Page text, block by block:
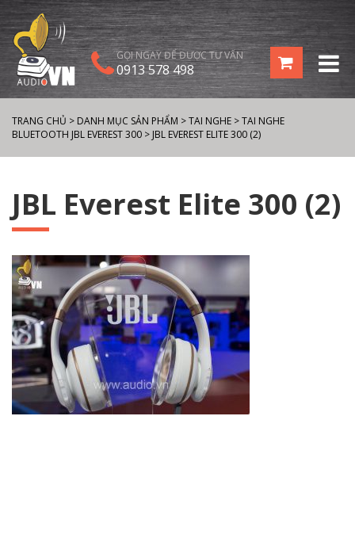
GỌI NGAY ĐỂ ĐƯỢC TƯ VẤN
0913 578 498
TRANG CHỦ > DANH MỤC SẢN PHẨM >TAI NGHE >TAI NGHE
BLUETOOTH JBL EVEREST 300 > JBL EVEREST ELITE 300 (2)
JBL Everest Elite 300 (2)